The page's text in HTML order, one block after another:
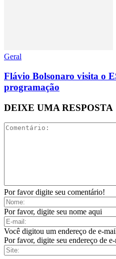
Geral
Flávio Bolsonaro visita o
programação
DEIXE UMA RESPOSTA
Por favor digite seu comentário!
Por favor, digite seu nome aqui
Você digitou um endereço de e-
Por favor, digite seu endereço de